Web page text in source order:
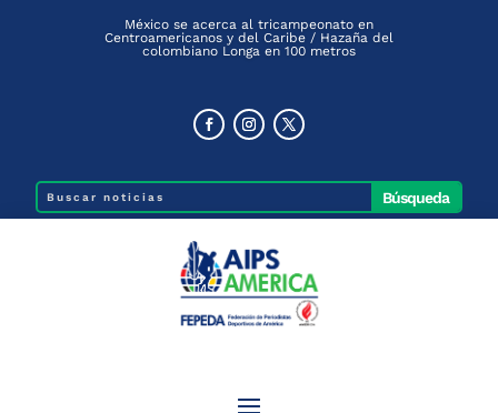
México se acerca al tricampeonato en
Centroamericanos y del Caribe / Hazaña del
colombiano Longa en 100 metros